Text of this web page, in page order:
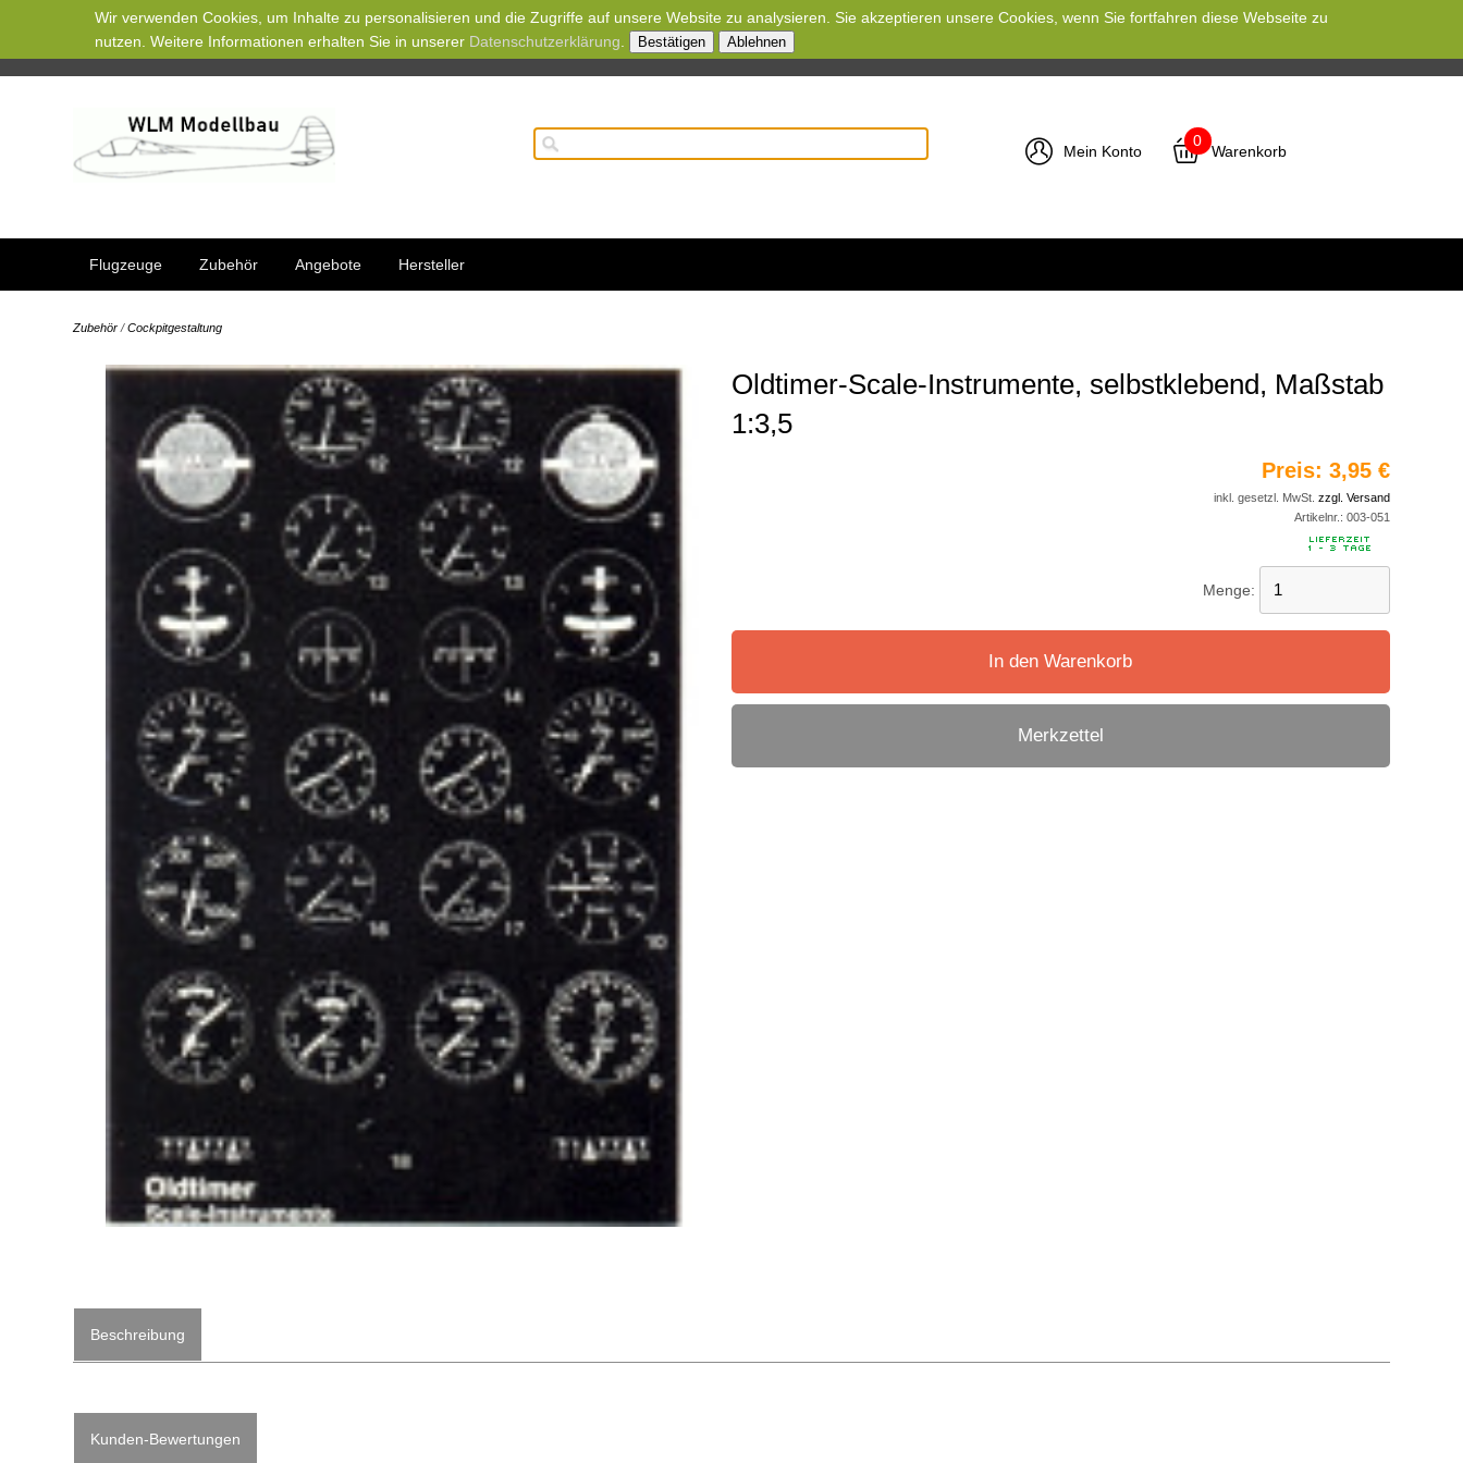
Wir verwenden Cookies, um Inhalte zu personalisieren und die Zugriffe auf unsere Website zu analysieren. Sie akzeptieren unsere Cookies, wenn Sie fortfahren diese Webseite zu
nutzen. Weitere Informationen erhalten Sie in unserer Datenschutzerklärung Bestätigen Ablehnen
Mein Konto
0
Warenkorb
Flugzeuge Zubehör Angebote Hersteller
Zubehör /Cockpitgestaltung
Oldtimer-Scale-Instrumente, selbstklebend, Maßstab
1:3,5
Preis: 3,95 €
inkl. gesetzl. MwSt. zzgl. Versand
Artikelnr.: 003-051
Menge:
In den Warenkorb
Merkzettel
Beschreibung
Kunden-Bewertungen